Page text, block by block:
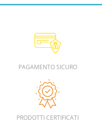
PAGAMENTO SICURO
PRODOTTI CERTIFICATI